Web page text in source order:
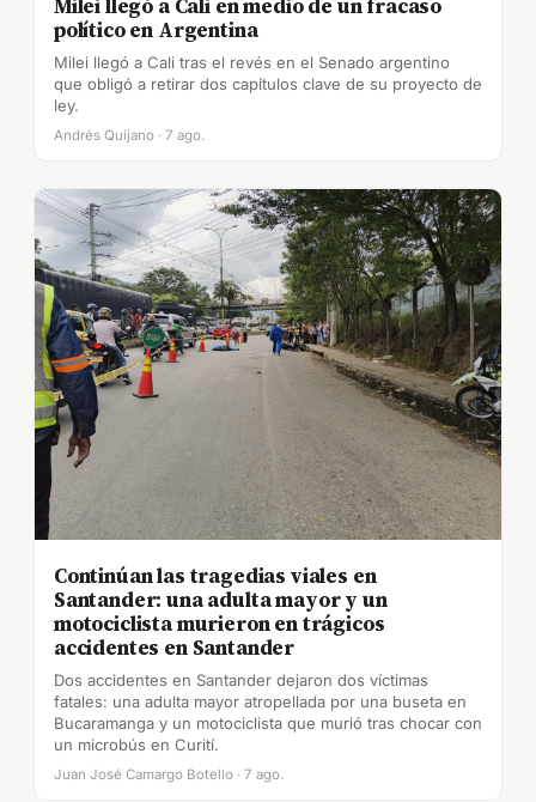
Milei llegó a Cali en medio de un fracaso
político en Argentina
Milei llegó a Cali tras el revés en el Senado argentino
que obligó a retirar dos capítulos clave de su proyecto de
ley.
Andrés Quijano · 7 ago.
Continúan las tragedias viales en
Santander: una adulta mayor y un
motociclista murieron en trágicos
accidentes en Santander
Dos accidentes en Santander dejaron dos víctimas
fatales: una adulta mayor atropellada por una buseta en
Bucaramanga y un motociclista que murió tras chocar con
un microbús en Curití.
Juan José Camargo Botello · 7 ago.